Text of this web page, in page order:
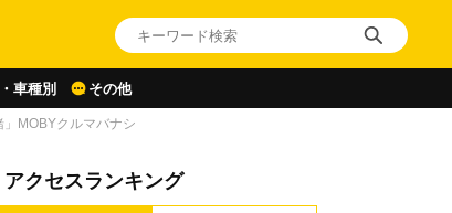
車種別 その他
MOBYクルマバナシ
アクセスランキング